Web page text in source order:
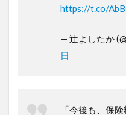
https://t.co/
— 辻よしたか
日
「今後も、保